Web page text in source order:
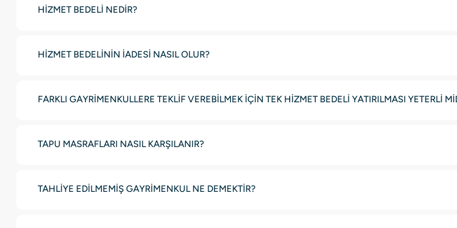
HİZMET BEDELİ NEDİR?
HİZMET BEDELİNİN İADESİ NASIL OLUR?
FARKLI GAYRİMENKULLERE TEKLİF VEREBİLMEK İÇİN TEK HİZMET BEDELİ YATIRILMASI YETERLİ
TAPU MASRAFLARI NASIL KARŞILANIR?
TAHLİYE EDİLMEMİŞ GAYRİMENKUL NE DEMEKTİR?